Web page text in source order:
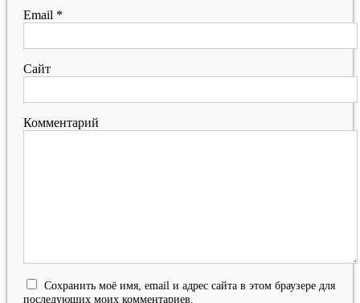
Email *
Сайт
Комментарий
Сохранить моё имя, email и адрес сайта в этом браузере для
последующих моих комментариев.